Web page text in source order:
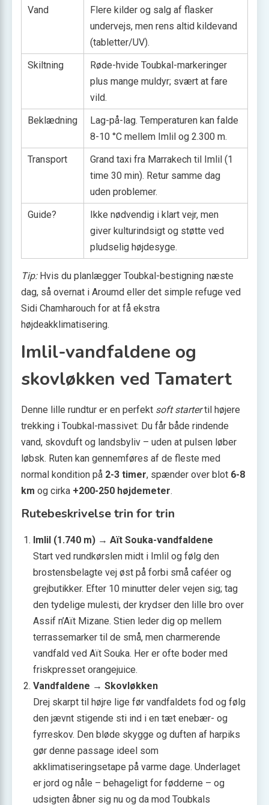
Vand
Flere kilder og salg af flasker
undervejs, men rens altid kildevand
(tabletter/UV).
Skiltning
Røde-hvide Toubkal-markeringer
plus mange muldyr; svært at fare
vild.
Beklædning
Lag-på-lag. Temperaturen kan falde
8-10 °C mellem Imlil og 2.300 m.
Transport
Grand taxi fra Marrakech til Imlil (1
time 30 min). Retur samme dag
uden problemer.
Guide?
Ikke nødvendig i klart vejr, men
giver kulturindsigt og støtte ved
pludselig højdesyge.
Tip:Hvis du planlægger Toubkal-bestigning næste
dag, så overnat i Aroumd eller det simple refuge ved
Sidi Chamharouch for at få ekstra
højdeakklimatisering.
Imlil-vandfaldene og
skovløkken ved Tamatert
Denne lille rundtur er en perfekt soft startertil højere
trekking i Toubkal-massivet: Du får både rindende
vand, skovduft og landsbyliv – uden at pulsen løber
løbsk. Ruten kan gennemføres af de fleste med
normal kondition på 2-3 timer, spænder over blot 6-8
km og cirka +200-250 højdemeter.
Rutebeskrivelse trin for trin
Imlil (1.740 m) → Aït Souka-vandfaldene
Start ved rundkørslen midt i Imlil og følg den
brostensbelagte vej øst på forbi små caféer og
grejbutikker. Efter 10 minutter deler vejen sig; tag
den tydelige mulesti, der krydser den lille bro over
Assif n’Aït Mizane. Stien leder dig op mellem
terrassemarker til de små, men charmerende
vandfald ved Aït Souka. Her er ofte boder med
friskpresset orangejuice.
Vandfaldene → Skovløkken
Drej skarpt til højre lige før vandfaldets fod og følg
den jævnt stigende sti ind i en tæt enebær- og
fyrreskov. Den bløde skygge og duften af harpiks
gør denne passage ideel som
akklimatiseringsetape på varme dage. Underlaget
er jord og nåle – behageligt for fødderne – og
udsigten åbner sig nu og da mod Toubkals